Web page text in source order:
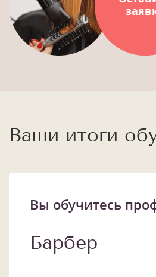
Ваши итоги
Вы обучитесь
Барбер